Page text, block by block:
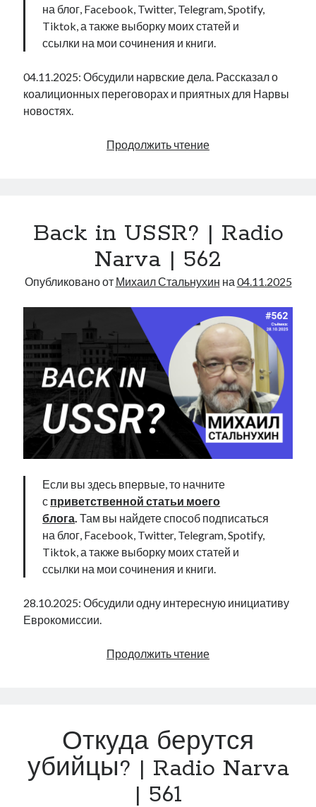
на блог, Facebook, Twitter, Telegram, Spotify,
Tiktok, а также выборку моих статей и
ссылки на мои сочинения и книги.
04.11.2025: Обсудили нарвские дела. Рассказал о
коалиционных переговорах и приятных для Нарвы
новостях.
Продолжить чтениеВыборы
|
Radio
Narva
|
Back in USSR? | Radio
Narva | 562
Опубликовано от Михаил Стальнухин на 04.11.2025
Если вы здесь впервые, то начните
с приветственной статьи моего
блога. Там вы найдете способ подписаться
на блог, Facebook, Twitter, Telegram, Spotify,
Tiktok, а также выборку моих статей и
ссылки на мои сочинения и книги.
28.10.2025: Обсудили одну интересную инициативу
Еврокомиссии.
Продолжить чтениеBack
Narva
562
Откуда берутся
убийцы? | Radio Narva
| 561